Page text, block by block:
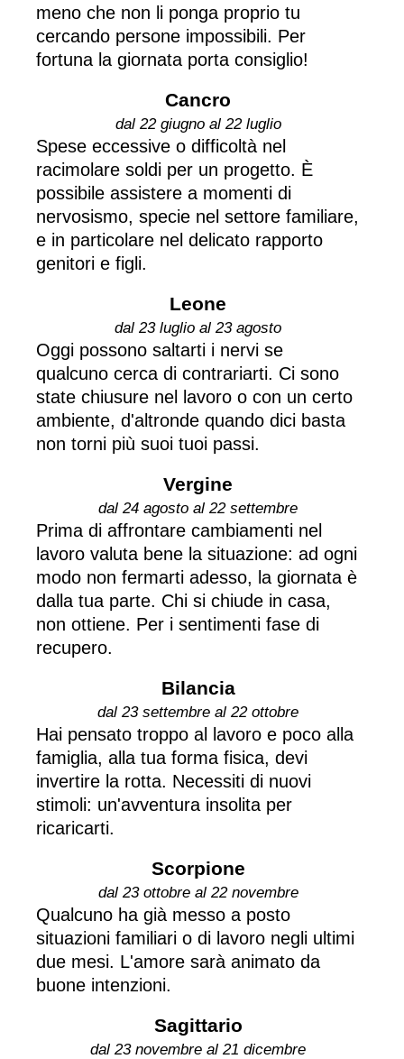
meno che non li ponga proprio tu
cercando persone impossibili. Per
fortuna la giornata porta consiglio!
Cancro
dal 22 giugno al 22 luglio
Spese eccessive o difficoltà nel
racimolare soldi per un progetto. È
possibile assistere a momenti di
nervosismo, specie nel settore familiare,
e in particolare nel delicato rapporto
genitori e figli.
Leone
dal 23 luglio al 23 agosto
Oggi possono saltarti i nervi se
qualcuno cerca di contrariarti. Ci sono
state chiusure nel lavoro o con un certo
ambiente, d'altronde quando dici basta
non torni più suoi tuoi passi.
Vergine
dal 24 agosto al 22 settembre
Prima di affrontare cambiamenti nel
lavoro valuta bene la situazione: ad ogni
modo non fermarti adesso, la giornata è
dalla tua parte. Chi si chiude in casa,
non ottiene. Per i sentimenti fase di
recupero.
Bilancia
dal 23 settembre al 22 ottobre
Hai pensato troppo al lavoro e poco alla
famiglia, alla tua forma fisica, devi
invertire la rotta. Necessiti di nuovi
stimoli: un'avventura insolita per
ricaricarti.
Scorpione
dal 23 ottobre al 22 novembre
Qualcuno ha già messo a posto
situazioni familiari o di lavoro negli ultimi
due mesi. L'amore sarà animato da
buone intenzioni.
Sagittario
dal 23 novembre al 21 dicembre